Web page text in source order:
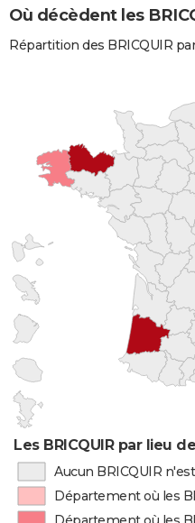
Où décèdent les
Répartition des BRICQUIR
Les BRICQUIR par lieu
Aucun BRICQUIR
Département où les